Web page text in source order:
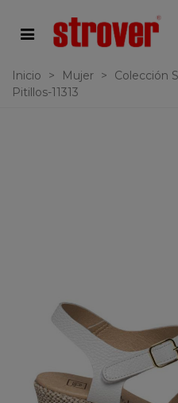
Inicio > Mujer > Colección
Pitillos-11313